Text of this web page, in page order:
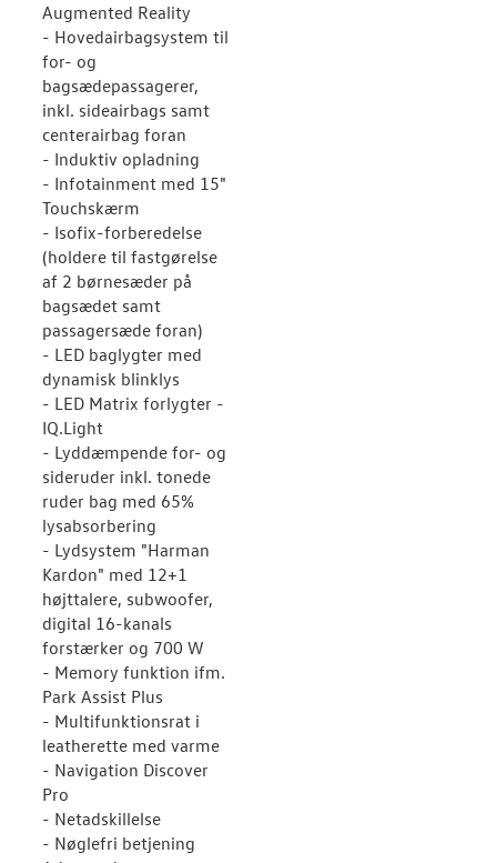
Augmented Reality
- Hovedairbagsystem til
for- og
bagsædepassagerer,
inkl. sideairbags samt
centerairbag foran
- Induktiv opladning
- Infotainment med 15"
Touchskærm
- Isofix-forberedelse
(holdere til fastgørelse
af 2 børnesæder på
bagsædet samt
passagersæde foran)
- LED baglygter med
dynamisk blinklys
- LED Matrix forlygter -
IQ.Light
- Lyddæmpende for- og
sideruder inkl. tonede
ruder bag med 65%
lysabsorbering
- Lydsystem "Harman
Kardon" med 12+1
højttalere, subwoofer,
digital 16-kanals
forstærker og 700 W
- Memory funktion ifm.
Park Assist Plus
- Multifunktionsrat i
leatherette med varme
- Navigation Discover
Pro
- Netadskillelse
- Nøglefri betjening